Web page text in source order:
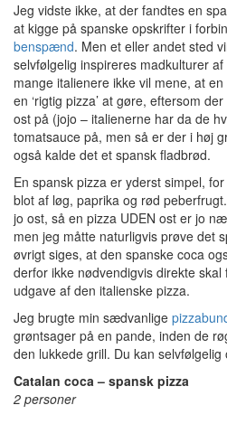
Jeg vidste ikke, at der fandtes en
at kigge på spanske opskrifter i
benspænd. Men et eller andet sted
selvfølgelig inspireres madkulturer
mange italienere ikke vil mene, at
en ‘rigtig pizza’ at gøre, eftersom
ost på (jojo – italienerne har da de
tomatsauce på, men så er der i høj
også kalde det et spansk fladbrød.
En spansk pizza er yderst simpel,
blot af løg, paprika og rød
jo ost, så en pizza UDEN ost er jo
men jeg måtte naturligvis prøve det
øvrigt siges, at den spanske coca
derfor ikke nødvendigvis direkte
udgave af den italienske pizza.
Jeg brugte min sædvanlige
grøntsager på en pande, inden de
den lukkede grill. Du kan
Catalan coca – spansk pizza
2 personer